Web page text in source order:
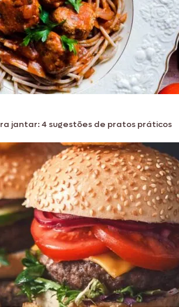
jantar: 4 sugestões de pratos práticos